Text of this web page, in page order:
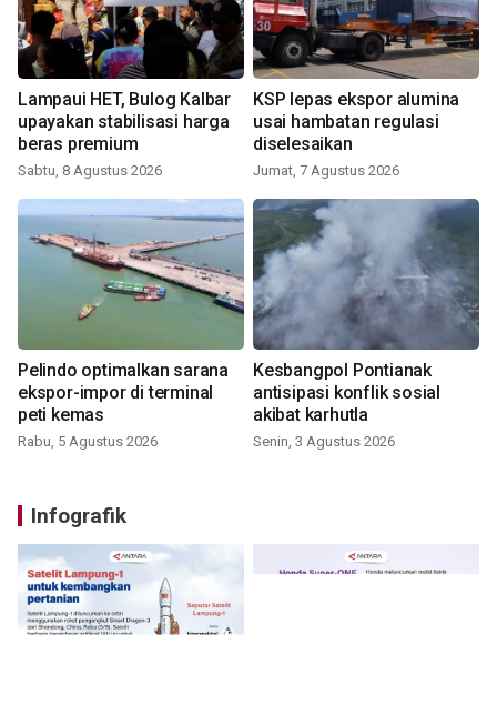
Lampaui HET, Bulog Kalbar
upayakan stabilisasi harga
beras premium
Sabtu, 8 Agustus 2026
KSP lepas ekspor alumina
usai hambatan regulasi
diselesaikan
Jumat, 7 Agustus 2026
Pelindo optimalkan sarana
ekspor-impor di terminal
peti kemas
Rabu, 5 Agustus 2026
Kesbangpol Pontianak
antisipasi konflik sosial
akibat karhutla
Senin, 3 Agustus 2026
Infografik